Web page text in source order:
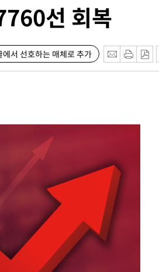
선 회복
에서 선호하는 매체로 추가